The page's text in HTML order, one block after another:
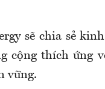
sẽ chia sẻ
cộng thích ứng
vững.